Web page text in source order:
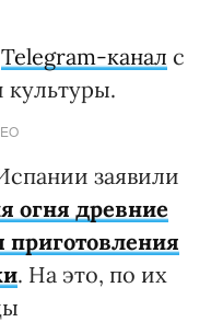
Telegram-канал с
культуры.
заявили
огня древние
. На это, по их